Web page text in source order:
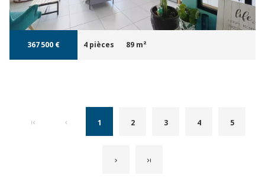
367 500 € 4 pièces 89 m²
1 2 3 4 5